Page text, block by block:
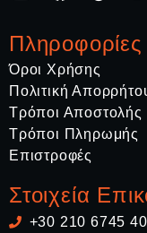
Πληροφορίες
Όροι Χρήσης
Πολιτική
Τρόποι Αποστολής
Τρόποι Πληρωμής
Επιστροφές
Στοιχεία
+30 210 6745